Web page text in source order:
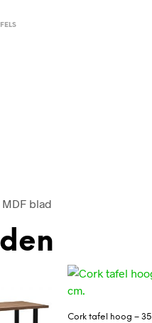
blad
Cork tafel hoog – 35